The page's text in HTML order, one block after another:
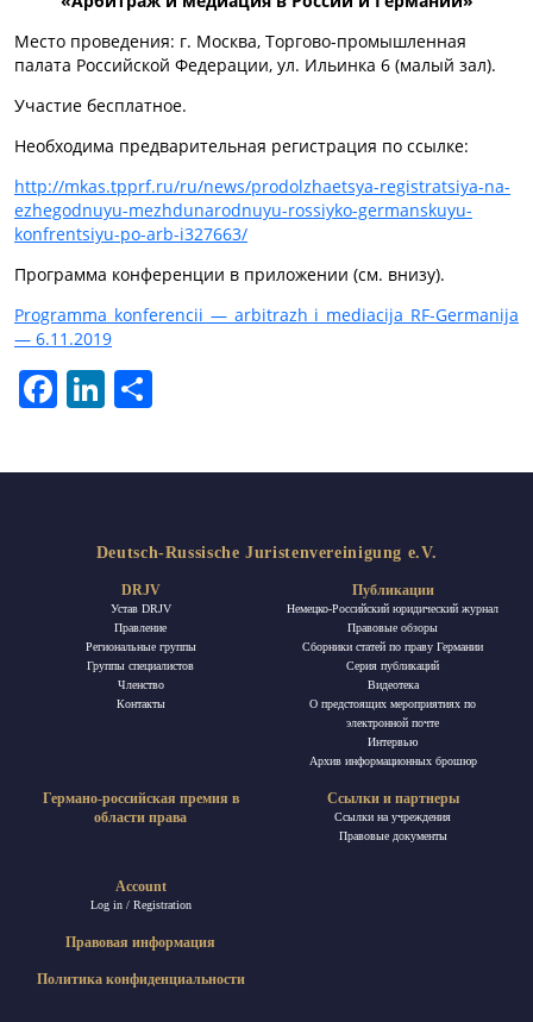
Место проведения: г. Москва, Торгово-промышленная
палата Российской Федерации, ул. Ильинка 6 (малый зал).
Участие бесплатное.
Необходима предварительная регистрация по ссылке:
http://mkas.tpprf.ru/ru/news/prodolzhaetsya-registratsiya-na-
ezhegodnuyu-mezhdunarodnuyu-rossiyko-germanskuyu-
konfrentsiyu-po-arb-i327663/
Программа конференции в приложении (cм. внизу).
Programma konferencii — arbitrazh i mediacija RF-Germanija
— 6.11.2019
FacebookLinkedIn
Deutsch-Russische Juristenvereinigung e.V.
DRJV
Устав DRJV
Правление
Региональные группы
Группы специалистов
Членство
Контакты
Публикации
Немецко-Российский юридический журнал
Правовые обзоры
Сборники статей по праву Германии
Ceрия публикаций
Видеотека
О предстоящих мероприятиях по
электронной почте
Интервью
Архив информационных брошюр
Германо-российская премия в
области права
Account
Log in / Registration
Ссылки и партнеры
Ссылки на учреждения
Правовые документы
Правовая информация
Политика конфиденциальности